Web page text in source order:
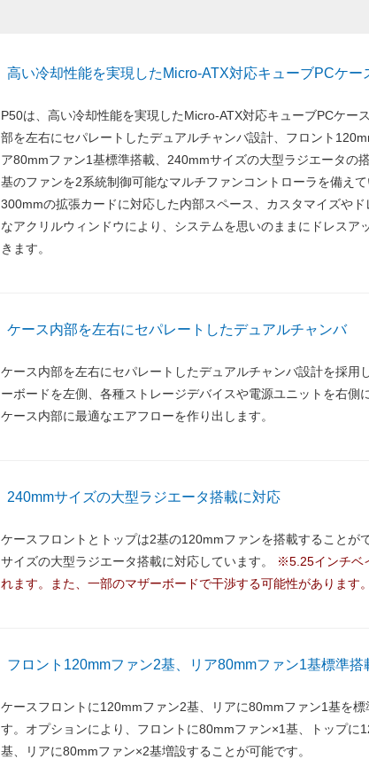
高い冷却性能を実現したMicro-ATX対応キューブPCケー
P50は、高い冷却性能を実現したMicro-ATX対応キューブPCケー
部を左右にセパレートしたデュアルチャンバ設計、フロント
ア80mmファン1基標準搭載、240mmサイズの大型ラジエータの
基のファンを2系統制御可能なマルチファンコントローラを備え
300mmの拡張カードに対応した内部スペース、カスタマイズやド
なアクリルウィンドウにより、システムを思いのままにドレスア
きます。
ケース内部を左右にセパレートしたデュアルチャンバ
ケース内部を左右にセパレートしたデュアルチャンバ設計を採用
ーボードを左側、各種ストレージデバイスや電源ユニットを右側
ケース内部に最適なエアフローを作り出します。
240mmサイズの大型ラジエータ搭載に対応
ケースフロントとトップは2基の120mmファンを搭載することが
サイズの大型ラジエータ搭載に対応しています。
※5.25インチベ
れます。また、一部のマザーボードで干渉する可能性があります。
フロント120mmファン2基、リア80mmファン1基標準搭
ケースフロントに120mmファン2基、リアに80mmファン1基を標
す。オプションにより、フロントに80mmファン×1基、トップに
基、リアに80mmファン×2基増設することが可能です。